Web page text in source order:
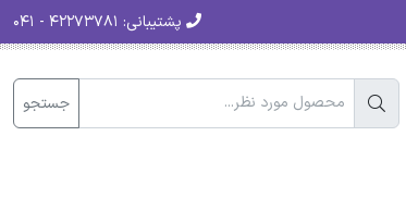
پشتیبانی:
جستجو